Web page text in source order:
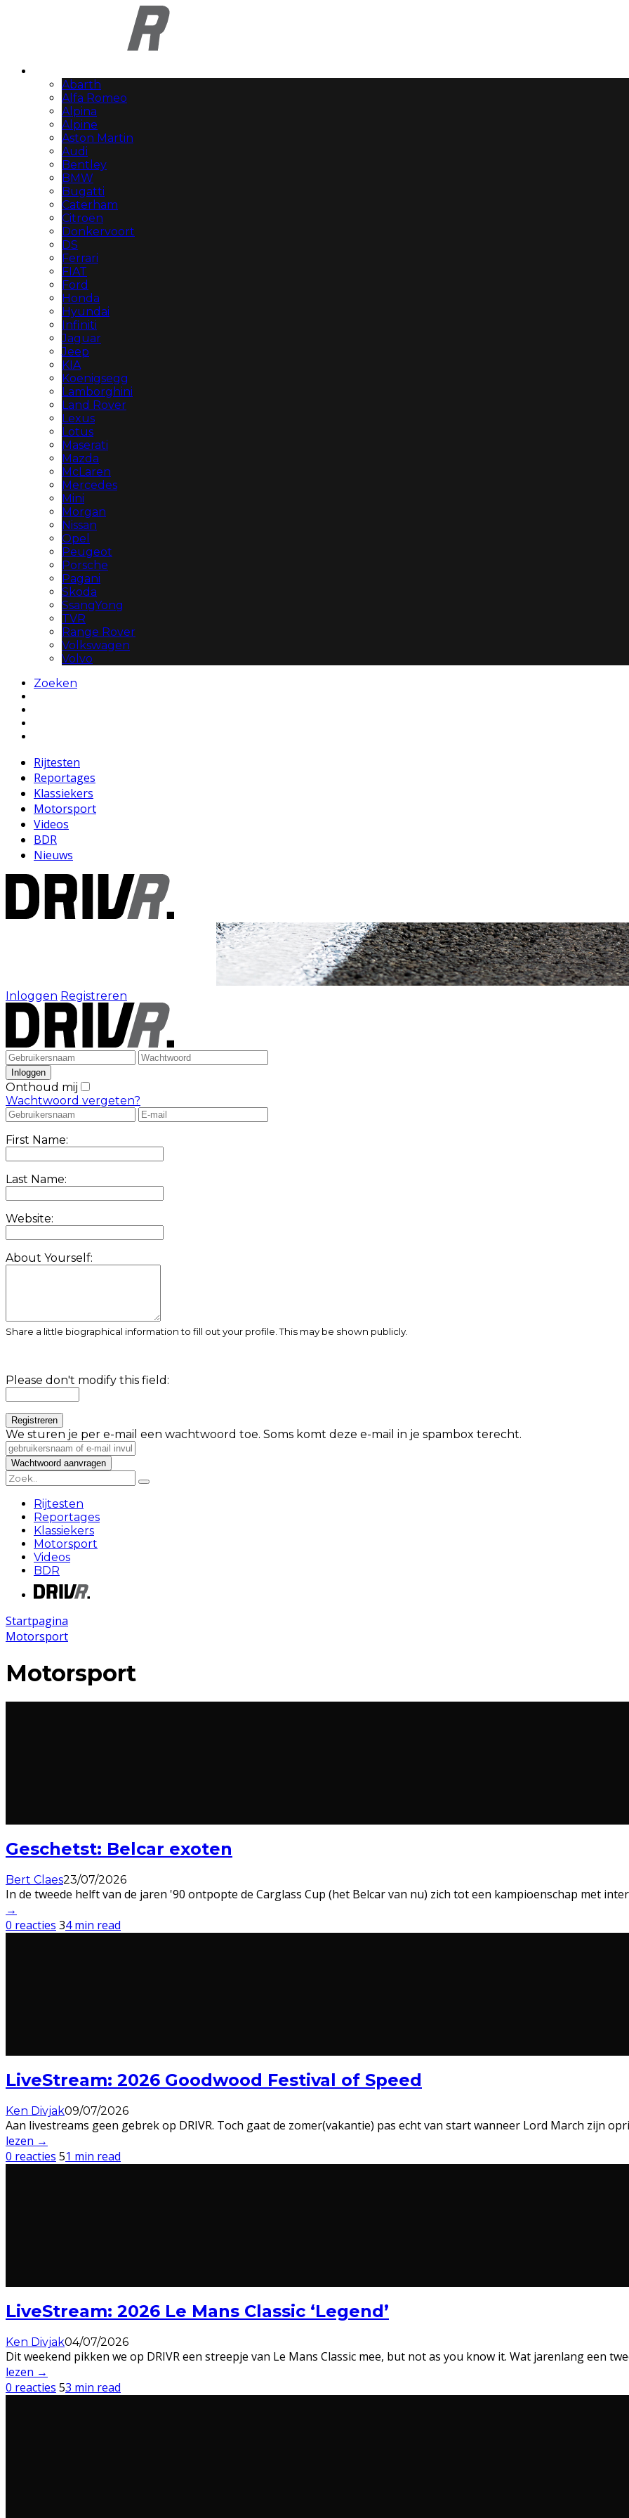
Abarth
Alfa Romeo
Alpina
Alpine
Aston Martin
Audi
Bentley
BMW
Bugatti
Caterham
Citroën
Donkervoort
DS
Ferrari
FIAT
Ford
Honda
Hyundai
Infiniti
Jaguar
Jeep
KIA
Koenigsegg
Lamborghini
Land Rover
Lexus
Lotus
Maserati
Mazda
McLaren
Mercedes
Mini
Morgan
Nissan
Opel
Peugeot
Porsche
Pagani
Skoda
SsangYong
TVR
Range Rover
Volkswagen
Volvo
Zoeken
Rijtesten
Reportages
Klassiekers
Motorsport
Videos
BDR
Nieuws
Inloggen Registreren
Onthoud mij
Wachtwoord vergeten?
First Name:
Last Name:
Website:
About Yourself:
Share a little biographical information to fill out your profile. This may be shown publicly.
Please don't modify this field:
We sturen je per e-mail een wachtwoord toe. Soms komt deze e-mail in je spambox terecht.
Rijtesten
Reportages
Klassiekers
Motorsport
Videos
BDR
Startpagina
Motorsport
Motorsport
Geschetst: Belcar exoten
Bert Claes23/07/2026
In de tweede helft van de jaren '90 ontpopte de Carglass Cup (het Belcar van nu) zich tot een kampioenschap met
→
0 reacties 34 min read
LiveStream: 2026 Goodwood Festival of Speed
Ken Divjak09/07/2026
Aan livestreams geen gebrek op DRIVR. Toch gaat de zomer(vakantie) pas echt van start wanneer Lord March zijn
lezen →
0 reacties 51 min read
LiveStream: 2026 Le Mans Classic ‘Legend’
Ken Divjak04/07/2026
Dit weekend pikken we op DRIVR een streepje van Le Mans Classic mee, but not as you know it. Wat jarenlang een
lezen →
0 reacties 53 min read